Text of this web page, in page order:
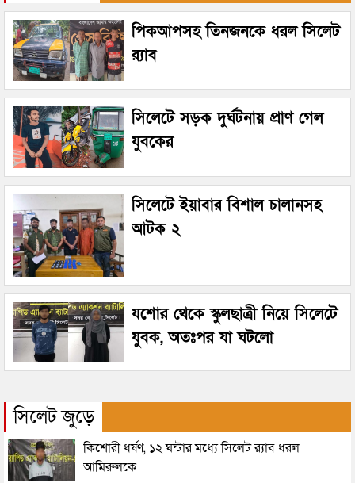
পিকআপসহ তিনজনকে ধরল সিলেট
র‌্যাব
সিলেটে সড়ক দুর্ঘটনায় প্রাণ গেল
যুবকের
সিলেটে ইয়াবার বিশাল চালানসহ
আটক ২
যশোর থেকে স্কুলছাত্রী নিয়ে সিলেটে
যুবক, অতঃপর যা ঘটলো
সিলেট জুড়ে
কিশোরী ধর্ষণ, ১২ ঘন্টার মধ্যে সিলেট র‌্যাব ধরল
আমিরুলকে